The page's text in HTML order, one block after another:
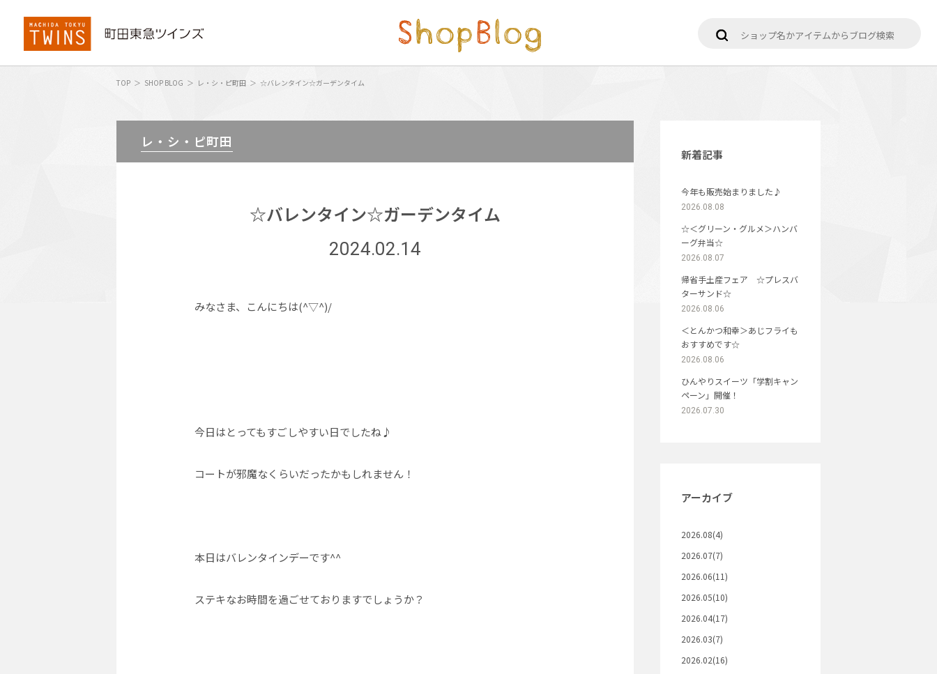
TOP SHOP BLOG レ・シ・ピ町田 ☆バレンタイン☆ガーデンタイム
レ・シ・ピ町田
☆バレンタイン☆ガーデンタイム
2024.02.14
みなさま、こんにちは(^▽^)/
今日はとってもすごしやすい日でしたね♪
コートが邪魔なくらいだったかもしれません！
本日はバレンタインデーです^^
ステキなお時間を過ごせておりますでしょうか？
新着記事
今年も販売始まりました♪
2026.08.08
☆＜グリーン・グルメ＞ハンバ
ーグ弁当☆
2026.08.07
帰省手土産フェア ☆プレスバ
ターサンド☆
2026.08.06
＜とんかつ和幸＞あじフライも
おすすめです☆
2026.08.06
ひんやりスイーツ「学割キャン
ペーン」開催！
2026.07.30
アーカイブ
2026.08(4)
2026.07(7)
2026.06(11)
2026.05(10)
2026.04(17)
2026.03(7)
2026.02(16)